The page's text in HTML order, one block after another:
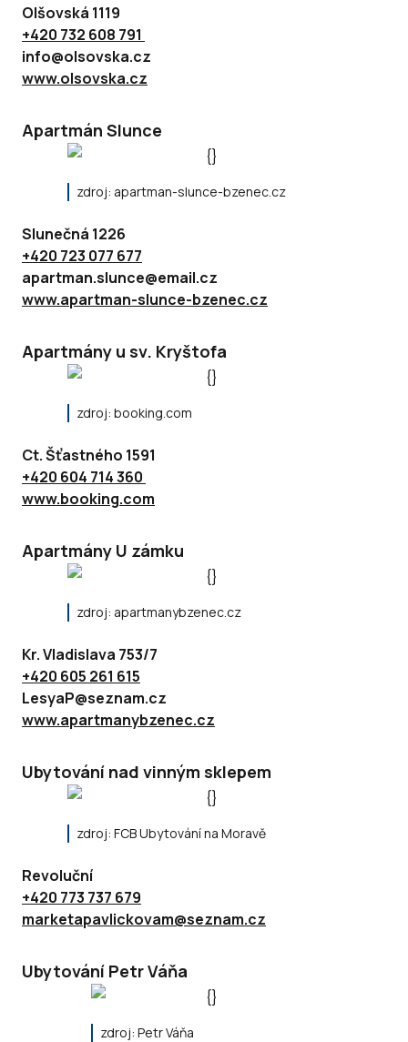
Olšovská 1119
+420 732 608 791
info@olsovska.cz
www.olsovska.cz
Apartmán Slunce
zdroj: apartman-slunce-bzenec.cz
Slunečná 1226
+420 723 077 677
apartman.slunce@email.cz
www.apartman-slunce-bzenec.cz
Apartmány u sv. Kryštofa
zdroj: booking.com
Ct. Šťastného 1591
+420 604 714 360
www.booking.com
Apartmány U zámku
zdroj: apartmanybzenec.cz
Kr. Vladislava 753/7
+420 605 261 615
LesyaP@seznam.cz
www.apartmanybzenec.cz
Ubytování nad vinným sklepem
zdroj: FCB Ubytování na Moravě
Revoluční
+420 773 737 679
marketapavlickovam@seznam.cz
Ubytování Petr Váňa
zdroj: Petr Váňa